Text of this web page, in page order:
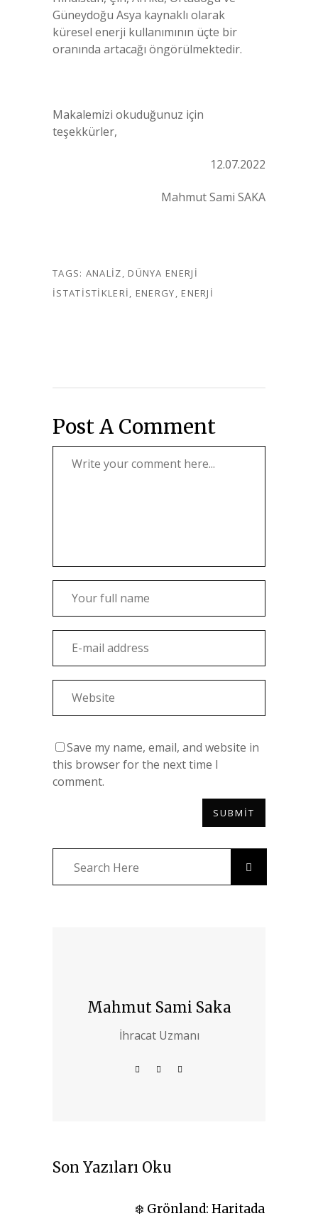
Güneydoğu Asya kaynaklı olarak
küresel enerji kullanımının üçte bir
oranında artacağı öngörülmektedir.
Makalemizi okuduğunuz için
teşekkürler,
12.07.2022
Mahmut Sami SAKA
TAGS: ANALIZ, DÜNYA ENERJI
ISTATISTIKLERI, ENERGY, ENERJI
Post A Comment
Save my name, email, and website in
this browser for the next time I
comment.
Mahmut Sami Saka
İhracat Uzmanı
Son Yazıları Oku
❄️ Grönland: Haritada